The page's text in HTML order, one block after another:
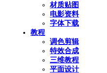
材质贴图
电影资料
字体下载
教程
调色剪辑
特效合成
三维教程
平面设计